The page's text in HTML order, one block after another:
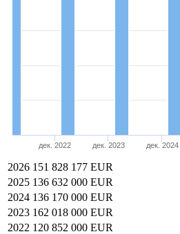
дек. 2022 дек. 2023 дек. 2024
2026 151 828 177 EUR
2025 136 632 000 EUR
2024 136 170 000 EUR
2023 162 018 000 EUR
2022 120 852 000 EUR